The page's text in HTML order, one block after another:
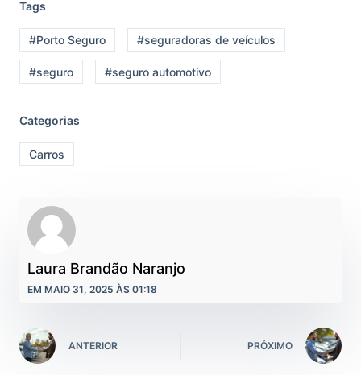
Tags
#Porto Seguro #seguradoras de veículos
#seguro #seguro automotivo
Categorias
Carros
Laura Brandão Naranjo
EM MAIO 31, 2025 ÀS 01:18
ANTERIOR PRÓXIMO